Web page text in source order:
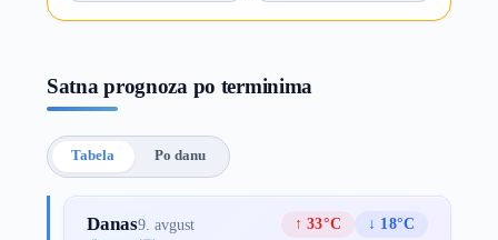
Satna prognoza po terminima
Tabela Po danu
Danas9. avgust ↑ 33°C
↓ 18°C